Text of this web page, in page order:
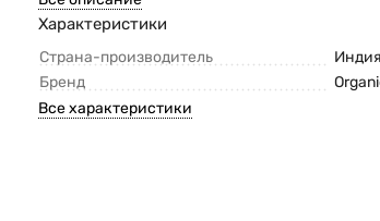
Характеристики
Страна-производитель
Бренд
Все характеристики